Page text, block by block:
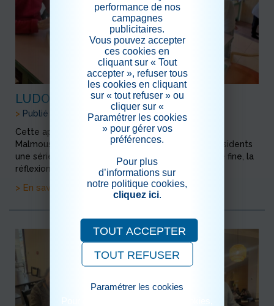
LUDOTHERAPIE
> Publié le 25/01/2026
Cette après midi une toute nouvelle activité à
Malmousque : la ludotherapie . Est proposé aux résidents
une série de jeux d'encastrement pour la motricité fine, la
réflexion et l'adresse...
> En savoir plus
performance de nos
campagnes
publicitaires.
Vous pouvez accepter
ces cookies en
cliquant sur « Tout
accepter », refuser tous
les cookies en cliquant
sur « tout refuser » ou
cliquer sur «
Paramétrer les cookies
» pour gérer vos
préférences.
Pour plus
d’informations sur
notre politique cookies,
cliquez ici.
TOUT ACCEPTER
TOUT REFUSER
Paramétrer les cookies